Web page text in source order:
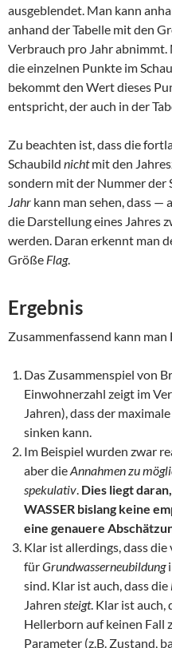
ausgeblendet. Man kann
anhand der Tabelle mit den
Verbrauch pro Jahr abnimmt.
die einzelnen Punkte im
bekommt den Wert dieses
entspricht, der auch in der
Zu beachten ist, dass die
Schaubild nichtmit den
sondern mit der Nummer der
Jahr kann man sehen, dass —
die Darstellung eines Jahres
werden. Daran erkennt man
Größe Flag.
Ergebnis
Zusammenfassend kann
Das Zusammenspiel von
Einwohnerzahl zeigt im
Jahren), dass der
sinken kann.
Im Beispiel wurden zwar
aber dieAnnahmen zu
spekulativ Dies liegt
WASSER bislang keine
eine genauere
Klar ist allerdings, dass
fürGrundwasserneubildung
sind. Klar ist auch, dass die
Jahren steigt. Klar ist auch,
Hellerborn auf keinen Fall
Parameter (z.B. Zustand,